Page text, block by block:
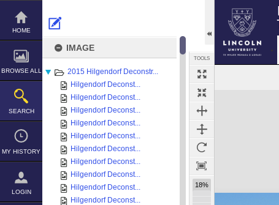
Skip
content
HOME
BROWSE ALL
SEARCH
MY HISTORY
LOGIN
IMAGE
2015 Hilgendorf Deconstr...
Hilgendorf Deconst...
Hilgendorf Deconst...
Hilgendorf Deconst...
Hilgendorf Deconst...
Hilgendorf Deconst...
Hilgendorf Deconst...
Hilgendorf Deconst...
Hilgendorf Deconst...
Hilgendorf Deconst...
Hilgendorf Deconst...
TOOLS
18%
Expand/collapse